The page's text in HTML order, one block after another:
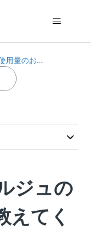
の変更 について】
ジュの
えてく